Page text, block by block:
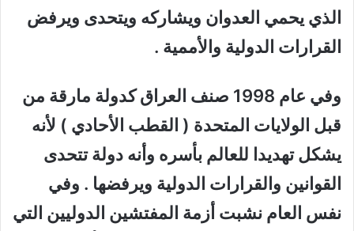
الذي يحمي العدوان ويشاركه ويتحدى ويرفض
القرارات الدولية والأممية .
وفي عام 1998 صنف العراق كدولة مارقة من
قبل الولايات المتحدة ( القطب الأحادي ) لأنه
يشكل تهديدا للعالم بأسره وأنه دولة تتحدى
القوانين والقرارات الدولية ويرفضها . وفي
نفس العام نشبت أزمة المفتشين الدوليين التي